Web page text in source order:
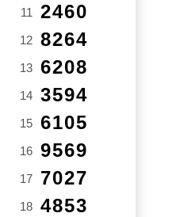
11 2460
12 8264
13 6208
14 3594
15 6105
16 9569
17 7027
18 4853